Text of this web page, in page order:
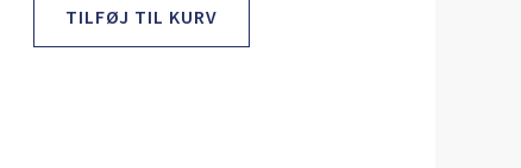
TILFØJ TIL KURV